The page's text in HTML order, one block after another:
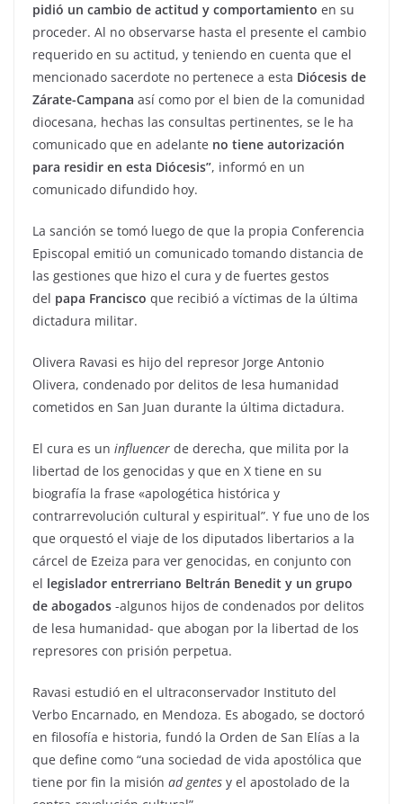
pidió un cambio de actitud y comportamiento en su
proceder. Al no observarse hasta el presente el cambio
requerido en su actitud, y teniendo en cuenta que el
mencionado sacerdote no pertenece a esta Diócesis de
Zárate-Campana así como por el bien de la comunidad
diocesana, hechas las consultas pertinentes, se le ha
comunicado que en adelante no tiene autorización
para residir en esta Diócesis”, informó en un
comunicado difundido hoy.
La sanción se tomó luego de que la propia Conferencia
Episcopal emitió un comunicado tomando distancia de
las gestiones que hizo el cura y de fuertes gestos
del papa Francisco que recibió a víctimas de la última
dictadura militar.
Olivera Ravasi es hijo del represor Jorge Antonio
Olivera, condenado por delitos de lesa humanidad
cometidos en San Juan durante la última dictadura.
El cura es un influencer de derecha, que milita por la
libertad de los genocidas y que en X tiene en su
biografía la frase «apologética histórica y
contrarrevolución cultural y espiritual”. Y fue uno de los
que orquestó el viaje de los diputados libertarios a la
cárcel de Ezeiza para ver genocidas, en conjunto con
el legislador entrerriano Beltrán Benedit y un grupo
de abogados -algunos hijos de condenados por delitos
de lesa humanidad- que abogan por la libertad de los
represores con prisión perpetua.
Ravasi estudió en el ultraconservador Instituto del
Verbo Encarnado, en Mendoza. Es abogado, se doctoró
en filosofía e historia, fundó la Orden de San Elías a la
que define como “una sociedad de vida apostólica que
tiene por fin la misión ad gentes y el apostolado de la